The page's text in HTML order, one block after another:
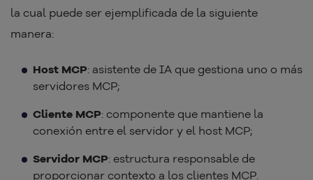
la cual puede ser ejemplificada de la siguiente
manera:
Host MCP: asistente de IA que gestiona uno o más
servidores MCP;
Cliente MCP: componente que mantiene la
conexión entre el servidor y el host MCP;
Servidor MCP: estructura responsable de
proporcionar contexto a los clientes MCP.